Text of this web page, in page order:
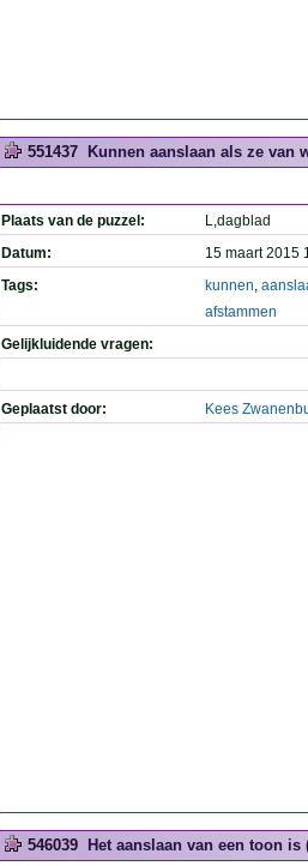
551437 Kunnen aanslaan als ze van
Plaats van de puzzel:
L,dagblad
Datum:
15 maart 2015
Tags:
kunnen,
afstammen
Gelijkluidende vragen:
Geplaatst door: Kees
546039 Het aanslaan van een toon is